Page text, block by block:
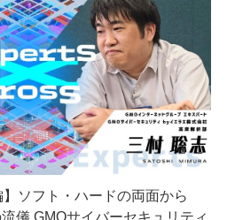
】ソフト・ハードの両面から
儀 GMOサイバーセキュリティ